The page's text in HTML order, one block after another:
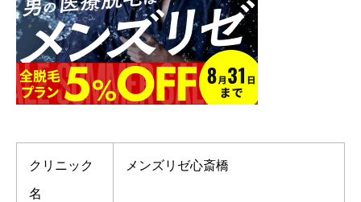
クリニック
名
メンズリゼ心斎橋